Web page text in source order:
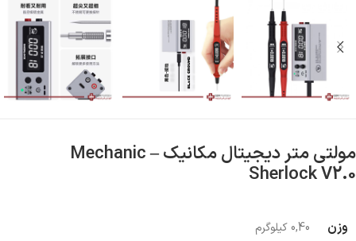
مولتی متر دیجیتال مکانیک – Mechanic
Sherlock V2.0
وزن 0,40 کیلوگرم